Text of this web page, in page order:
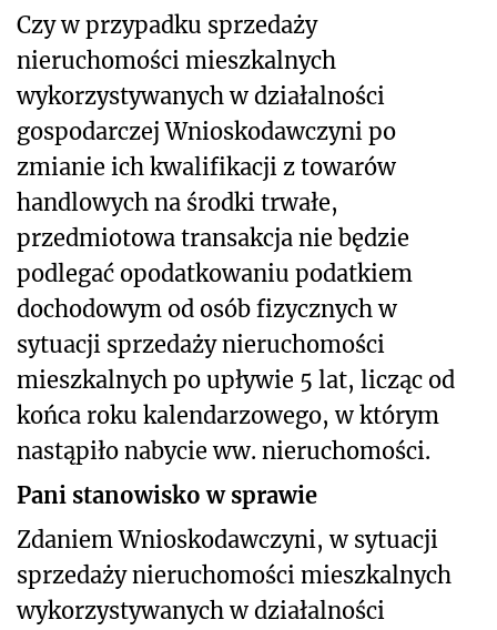
Czy w przypadku sprzedaży
nieruchomości mieszkalnych
wykorzystywanych w działalności
gospodarczej Wnioskodawczyni po
zmianie ich kwalifikacji z towarów
handlowych na środki trwałe,
przedmiotowa transakcja nie będzie
podlegać opodatkowaniu podatkiem
dochodowym od osób fizycznych w
sytuacji sprzedaży nieruchomości
mieszkalnych po upływie 5 lat, licząc od
końca roku kalendarzowego, w którym
nastąpiło nabycie ww. nieruchomości.
Pani stanowisko w sprawie
Zdaniem Wnioskodawczyni, w sytuacji
sprzedaży nieruchomości mieszkalnych
wykorzystywanych w działalności